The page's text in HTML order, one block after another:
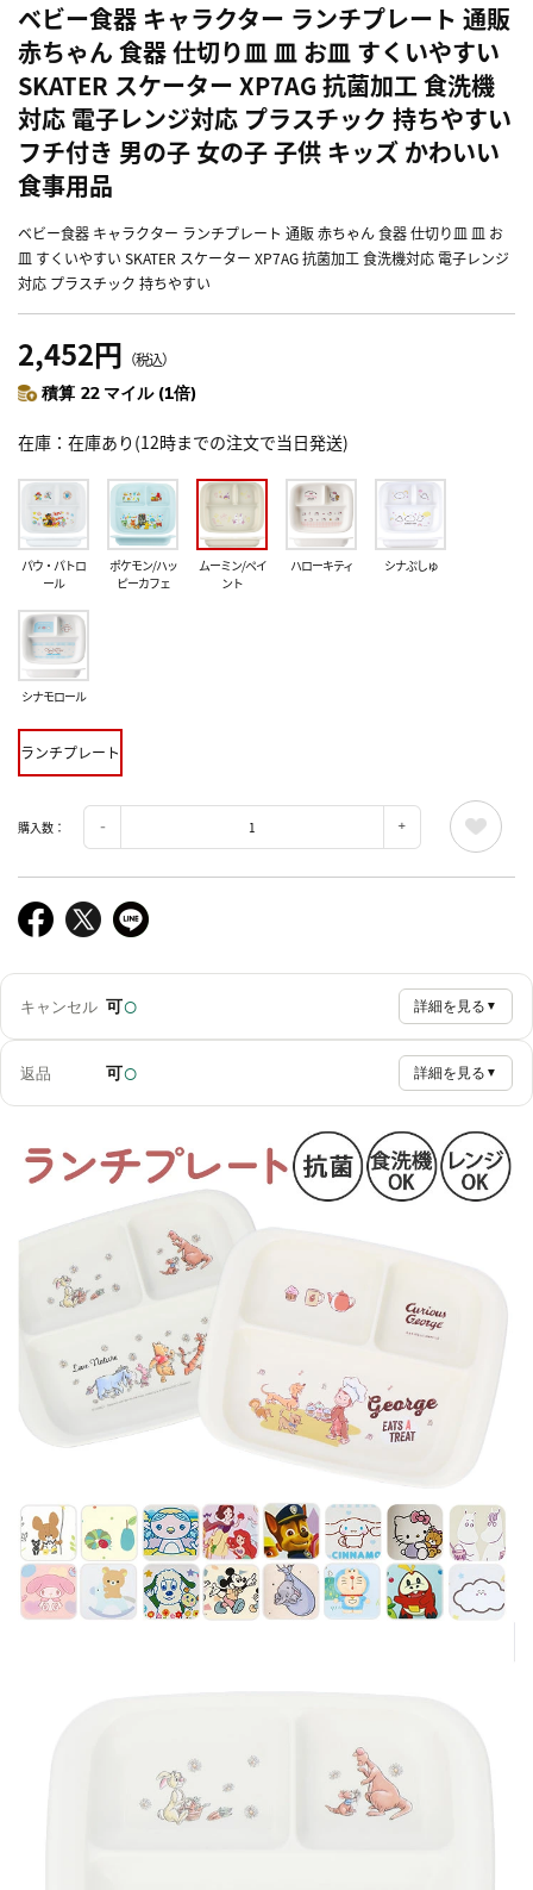
ベビー食器 キャラクター ランチプレート 通販
赤ちゃん 食器 仕切り皿 皿 お皿 すくいやすい
SKATER スケーター XP7AG 抗菌加工 食洗機
対応 電子レンジ対応 プラスチック 持ちやすい
フチ付き 男の子 女の子 子供 キッズ かわいい
食事用品
ベビー食器 キャラクター ランチプレート 通販 赤ちゃん 食器 仕切り皿 皿 お
皿 すくいやすい SKATER スケーター XP7AG 抗菌加工 食洗機対応 電子レンジ
対応 プラスチック 持ちやすい
2,452円 （税込）
積算 22 マイル (1倍)
在庫 在庫あり(12時までの注文で当日発送)
パウ・パトロ
ール
ポケモン/ハッ
ピーカフェ
ムーミン/ペイ
ント
ハローキティ シナぷしゅ
シナモロール
ランチプレート
購入数：
キャンセル 可○ 詳細を見る ▼
返品 可○ 詳細を見る ▼